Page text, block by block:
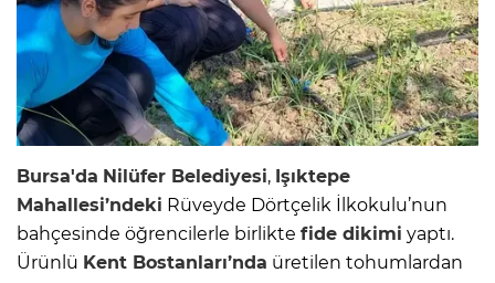
Bursa'da Nilüfer Belediyesi, Işıktepe
Mahallesi’ndeki Rüveyde Dörtçelik İlkokulu’nun
bahçesinde öğrencilerle birlikte fide dikimi yaptı.
Ürünlü Kent Bostanları’nda üretilen tohumlardan